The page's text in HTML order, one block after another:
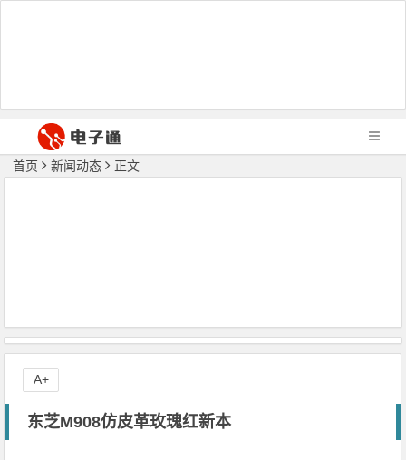
首页 新闻动态 正文
东芝M908仿皮革玫瑰红新本
A+